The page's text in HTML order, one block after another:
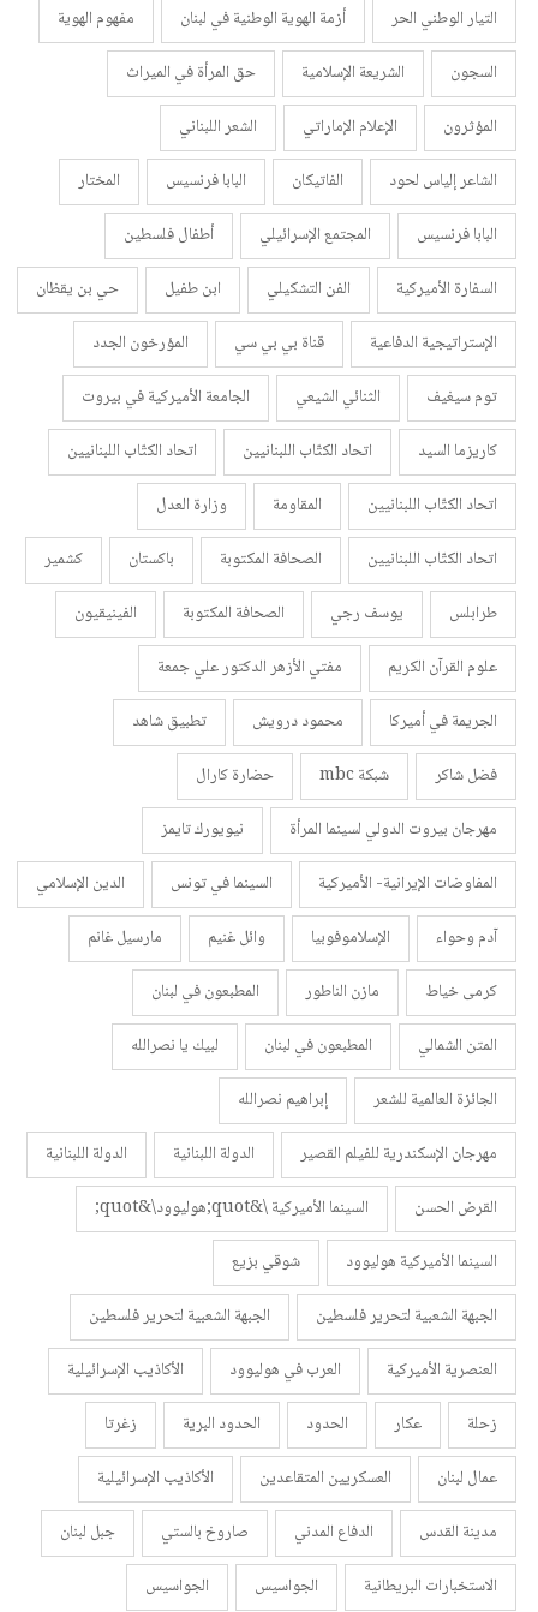
التيار الوطني الحر
أزمة الهوية الوطنية في لبنان
مفهوم الهوية
السجون
الشريعة الإسلامية
حق المرأة في الميراث
المؤثرون
الإعلام الإماراتي
الشعر اللبناني
الشاعر إلياس لحود
الفاتيكان البابا فرنسيس
المختار
البابا فرنسيس
المجتمع الإسرائيلي
أطفال فلسطين
السفارة الأميركية
الفن التشكيلي ابن طفيل
حي بن يقظان
الإستراتيجية الدفاعية
قناة بي بي سي
المؤرخون الجدد
توم سيغيف
الثنائي الشيعي
الجامعة الأميركية في بيروت
كاريزما السيد
اتحاد الكتّاب اللبنانيين
اتحاد الكتّاب اللبنانيين
اتحاد الكتّاب اللبنانيين
المقاومة
وزارة العدل
اتحاد الكتّاب اللبنانيين
الصحافة المكتوبة باكستان
كشمير
طرابلس
يوسف رجي الصحافة المكتوبة
الفينيقيون
علوم القرآن الكريم
مفتي الأزهر الدكتور علي جمعة
الجريمة في أميركا
محمود درويش
تطبيق شاهد
فضل شاكر
شبكة mbc
حضارة كارال
مهرجان بيروت الدولي لسينما المرأة
نيويورك تايمز
المفاوضات الإيرانية- الأميركية
السينما في تونس
الدين الإسلامي
آدم وحواء
الإسلاموفوبيا وائل غنيم
مارسيل غانم
كرمى خياط
مازن الناطور
المطبعون في لبنان
المتن الشمالي
المطبعون في لبنان
لبيك يا نصرالله
الجائزة العالمية للشعر
إبراهيم نصرالله
مهرجان الإسكندرية للفيلم القصير
الدولة اللبنانية
الدولة اللبنانية
القرض الحسن
السينما الأميركية \&quot;هوليوود\&quot;
السينما الأميركية هوليوود
شوقي بزيع
الجبهة الشعبية لتحرير فلسطين
الجبهة الشعبية لتحرير فلسطين
العنصرية الأميركية
العرب في هوليوود
الأكاذيب الإسرائيلية
زحلة
عكار الحدود الحدود البرية
زغرتا
عمال لبنان
العسكريين المتقاعدين
الأكاذيب الإسرائيلية
مدينة القدس
الدفاع المدني صاروخ بالستي
جبل لبنان
الاستخبارات البريطانية
الجواسيس الجواسيس